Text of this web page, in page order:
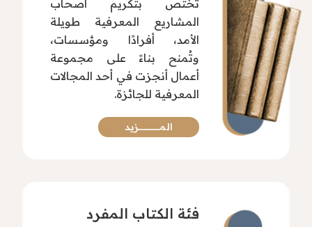
تختص بتكريم أصحاب
المشاريع المعرفية طويلة
الأمد، أفرادًا ومؤسسات،
وتُمنح بناءً على مجموعة
أعمال أنجزت في أحد المجالات
المعرفية للجائزة.
المـــــــــــــــزيد
فئة الكتاب المفرد